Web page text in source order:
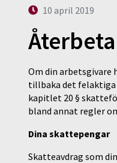
10 april 2019
Om din
tillbaka det
kapitlet 20 §
bland annat regler
Dina skattepengar
Skatteavdrag som